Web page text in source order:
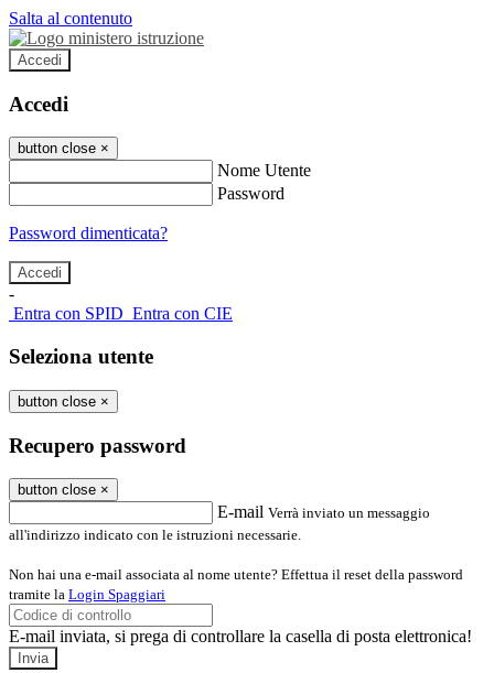
Salta al contenuto
Accedi
Accedi
button close ×
Nome Utente
Password
Password dimenticata?
-
Entra con SPID Entra con CIE
Seleziona utente
button close ×
Recupero password
button close ×
E-mail Verrà inviato un messaggio
all'indirizzo indicato con le istruzioni necessarie.
Non hai una e-mail associata al nome utente? Effettua il reset della password
tramite la Login Spaggiari
E-mail inviata, si prega di controllare la casella di posta elettronica!